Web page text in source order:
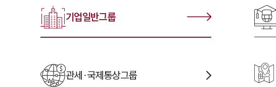
기업일반그룹
관세·국제통상그룹